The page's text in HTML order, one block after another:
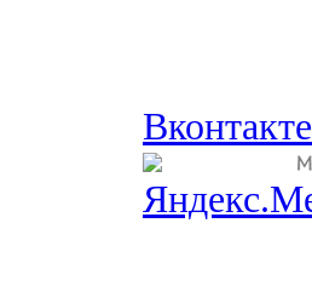
Вконтакте